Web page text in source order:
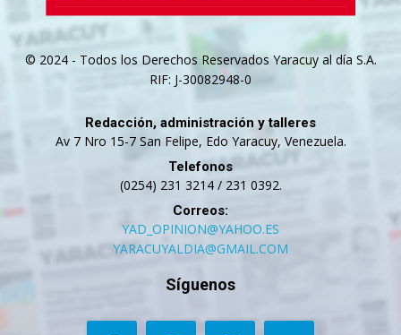
© 2024 - Todos los Derechos Reservados Yaracuy al día S.A.
RIF: J-30082948-0
Redacción, administración y talleres
Av 7 Nro 15-7 San Felipe, Edo Yaracuy, Venezuela.
Telefonos
(0254) 231 3214 / 231 0392.
Correos:
YAD_OPINION@YAHOO.ES
YARACUYALDIA@GMAIL.COM
Síguenos